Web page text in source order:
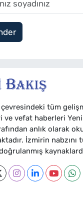
tüm
ve vefat haberleri Yeni
anlık olarak
İzmirin nabzını